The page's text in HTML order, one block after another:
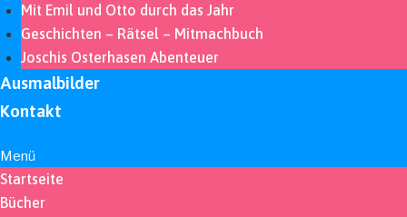
Mit Emil und Otto durch das Jahr
Geschichten – Rätsel – Mitmachbuch
Joschis Osterhasen Abenteuer
Ausmalbilder
Kontakt
Menü
Startseite
Bücher